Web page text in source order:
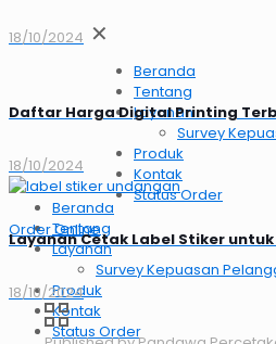
Beranda
Tentang
Layanan
Survey Kepuasan
Produk
Kontak
Status Order
✕
Beranda
Tentang
Layanan
Survey
Produk
Kontak
Status Order
Order OnlIne
18/10/2024
Daftar Harga Digital Printing
18/10/2024
Layanan Cetak Label Stiker
18/10/2024